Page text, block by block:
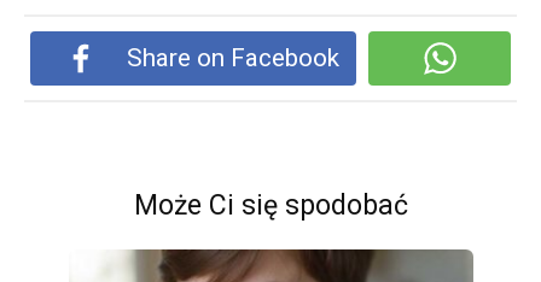
Share on Facebook
Może Ci się spodobać